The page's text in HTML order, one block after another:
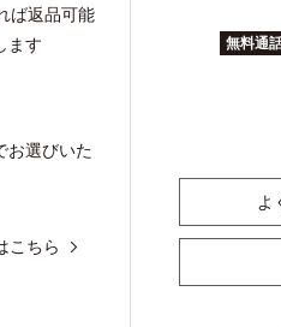
ば返品可能
ます
お選びいた
こちら
無料通
よ